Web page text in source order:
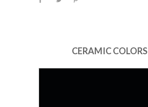
CERAMIC COLORS